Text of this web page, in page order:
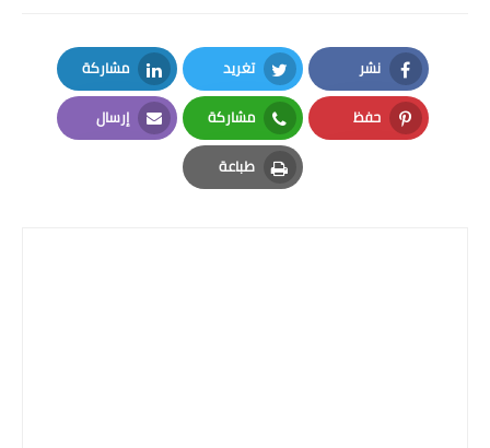
نشر
Facebook
تغريد
Twitter
مشاركة
LinkedIn
حفظ
Pinterest
مشاركة
Whatsapp
إرسال
Email
طباعة
Print